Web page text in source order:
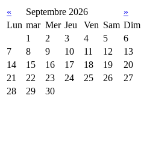
« Septembre 2026
»
Lun mar Mer Jeu Ven Sam Dim
1
2 3 4 5
6
7
8 9 10 11 12
13
14
15 16 17 18 19
20
21
22 23 24 25 26
27
28
29 30